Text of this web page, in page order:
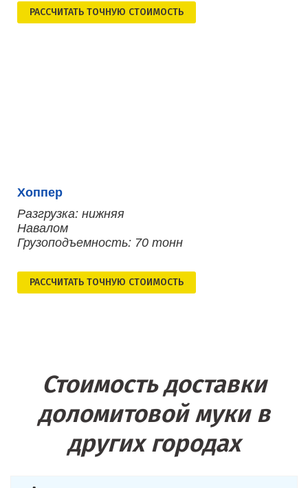
РАСCЧИТАТЬ ТОЧНУЮ СТОИМОСТЬ
Хоппер
Разгрузка: нижняя
Навалом
Грузоподъемность: 70 тонн
РАСCЧИТАТЬ ТОЧНУЮ СТОИМОСТЬ
Стоимость доставки
доломитовой муки в
других городах